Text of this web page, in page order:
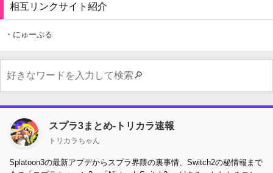
相互リンクサイト紹介
・にゅーぷる
スプラ3まとめ-トリカラ速報
トリカラちゃん
Splatoon3の最新アプデからスプラ界隈の裏事情、Switch2の秘情報まで